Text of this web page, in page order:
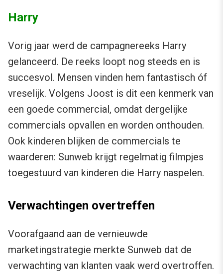
Harry
Vorig jaar werd de campagnereeks Harry
gelanceerd. De reeks loopt nog steeds en is
succesvol. Mensen vinden hem fantastisch óf
vreselijk. Volgens Joost is dit een kenmerk van
een goede commercial, omdat dergelijke
commercials opvallen en worden onthouden.
Ook kinderen blijken de commercials te
waarderen: Sunweb krijgt regelmatig filmpjes
toegestuurd van kinderen die Harry naspelen.
Verwachtingen overtreffen
Voorafgaand aan de vernieuwde
marketingstrategie merkte Sunweb dat de
verwachting van klanten vaak werd overtroffen.